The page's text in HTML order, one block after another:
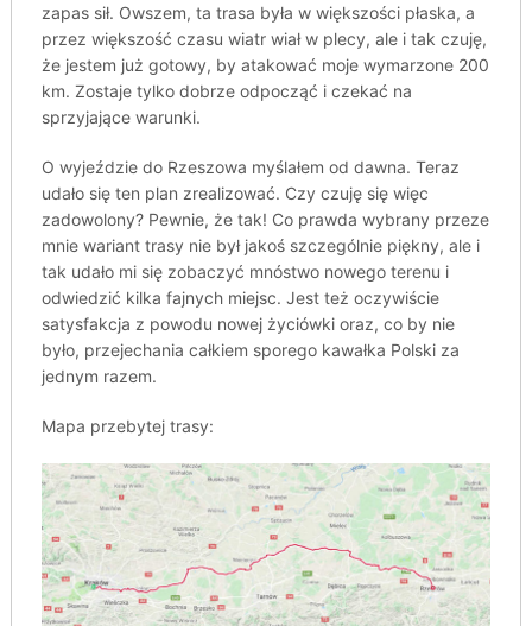
zapas sił. Owszem, ta trasa była w większości płaska, a
przez większość czasu wiatr wiał w plecy, ale i tak czuję,
że jestem już gotowy, by atakować moje wymarzone 200
km. Zostaje tylko dobrze odpocząć i czekać na
sprzyjające warunki.
O wyjeździe do Rzeszowa myślałem od dawna. Teraz
udało się ten plan zrealizować. Czy czuję się więc
zadowolony? Pewnie, że tak! Co prawda wybrany przeze
mnie wariant trasy nie był jakoś szczególnie piękny, ale i
tak udało mi się zobaczyć mnóstwo nowego terenu i
odwiedzić kilka fajnych miejsc. Jest też oczywiście
satysfakcja z powodu nowej życiówki oraz, co by nie
było, przejechania całkiem sporego kawałka Polski za
jednym razem.
Mapa przebytej trasy: